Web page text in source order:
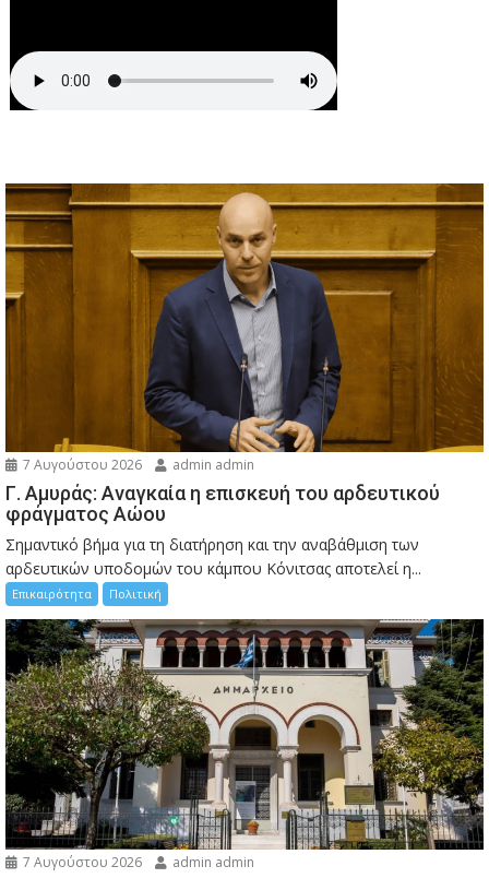
7 Αυγούστου 2026 admin admin
Γ. Αμυράς: Αναγκαία η επισκευή του αρδευτικού
φράγματος Αώου
Σημαντικό βήμα για τη διατήρηση και την αναβάθμιση των
αρδευτικών υποδομών του κάμπου Κόνιτσας αποτελεί η...
Επικαιρότητα Πολιτική
7 Αυγούστου 2026 admin admin